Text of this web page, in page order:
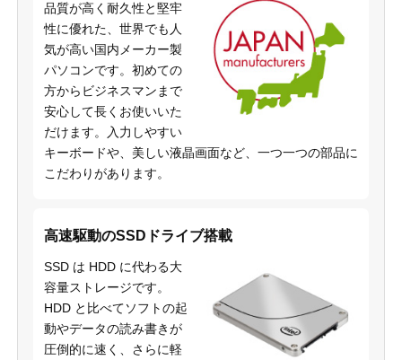
品質が高く耐久性と堅牢
性に優れた、世界でも人
気が高い国内メーカー製
パソコンです。初めての
方からビジネスマンまで
安心して長くお使いいた
だけます。入力しやすい
キーボードや、美しい液晶画面など、一つ一つの部品に
こだわりがあります。
高速駆動のSSDドライブ搭載
SSD は HDD に代わる大
容量ストレージです。
HDD と比べてソフトの起
動やデータの読み書きが
圧倒的に速く、さらに軽